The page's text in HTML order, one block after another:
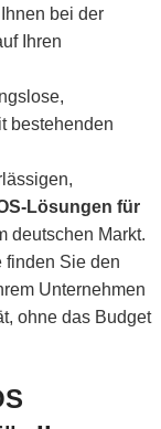
bei der
Ihren
bestehenden
Lösungen für
deutschen Markt.
finden Sie den
Unternehmen
ohne das Budget